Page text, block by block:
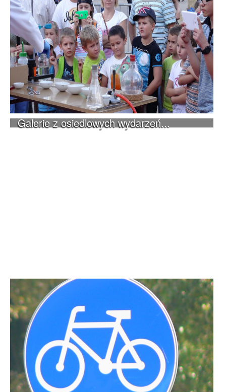
Galerie z osiedlowych wydarzeń...